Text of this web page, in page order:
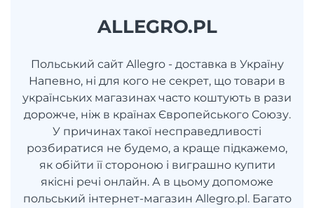
ALLEGRO.PL
Польський сайт Allegro - доставка в Україну
Напевно, ні для кого не секрет, що товари в
українських магазинах часто коштують в рази
дорожче, ніж в країнах Європейського Союзу.
У причинах такої несправедливості
розбиратися не будемо, а краще підкажемо,
як обійти її стороною і виграшно купити
якісні речі онлайн. А в цьому допоможе
польський інтернет-магазин Allegro.pl. Багато